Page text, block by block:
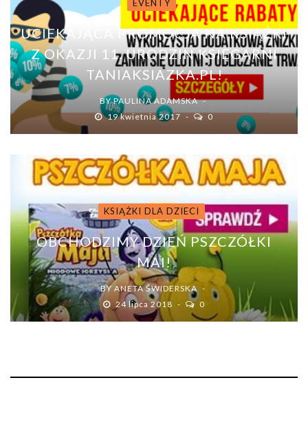
EVENTY
UCIEKAJĄCA PROMOCJA NA KSIĄŻKI
Z OKAZJI 11. URODZIN KSIĘGARNI
TANIAKSIAZKA.PL!
BYPAULINA ADAMSKA
19 kwietnia 2017
0
KSIĄŻKI DLA DZIECI
OBCHODZIMY DZIEŃ PSZCZÓŁKI
MAI!
BYANETA ŚWIDERSKA
24 lipca 2018
0